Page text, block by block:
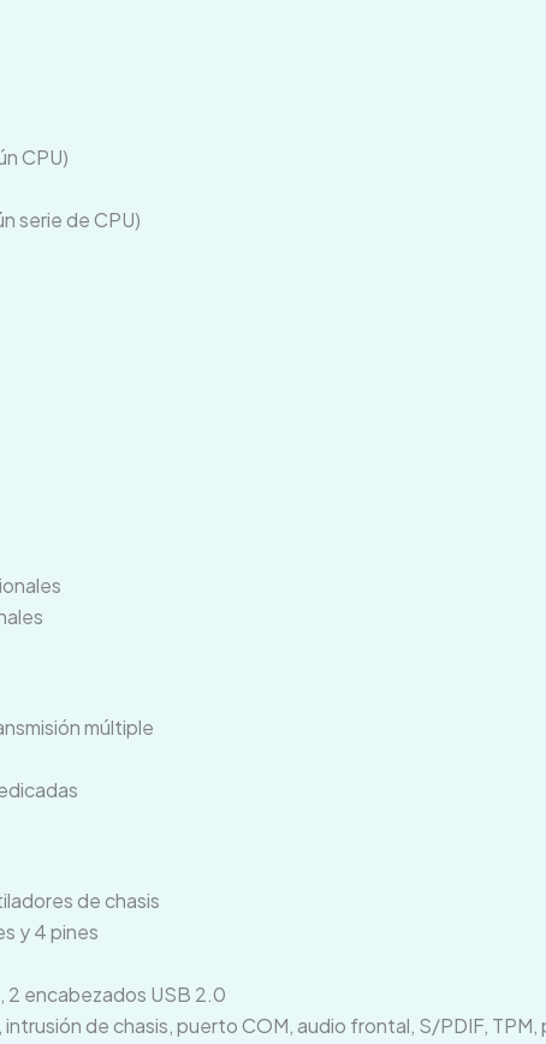
CPU)
serie de CPU)
múltiple
de chasis
y 4 pines
2 encabezados USB 2.0
de chasis, puerto COM, audio frontal, S/PDIF,